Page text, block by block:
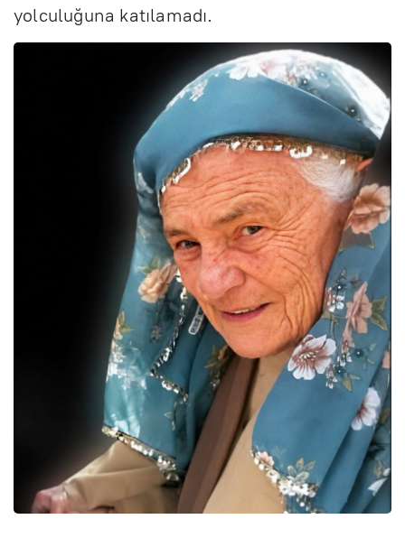
yolculuğuna katılamadı.